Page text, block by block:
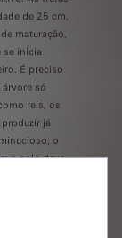
de 25 cm,
maturação,
se inicia
É preciso
só
reis, os
já
o
o solo deve
deve
decide se